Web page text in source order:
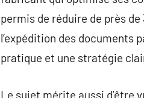
permis de réduire de près
l’expédition des documents
pratique et une stratégie
Le sujet mérite aussi d’être